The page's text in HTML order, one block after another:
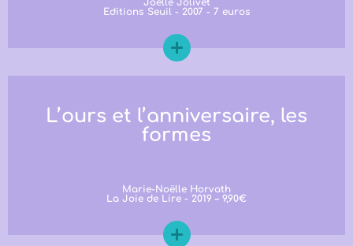
Joelle Jolivet
Editions Seuil - 2007 - 7 euros
L’ours et l’anniversaire, les
formes
Marie-Noëlle Horvath
La Joie de Lire - 2019 – 9,90€